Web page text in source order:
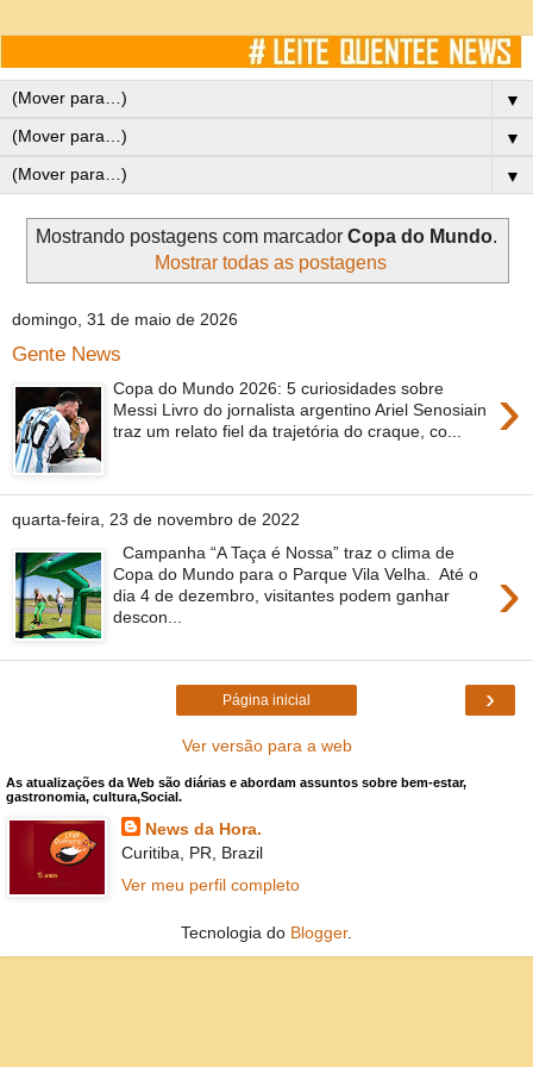
▼
▼
▼
Mostrando postagens com marcador Copa do Mundo.
Mostrar todas as postagens
domingo, 31 de maio de 2026
Gente News
›
Copa do Mundo 2026: 5 curiosidades sobre
Messi Livro do jornalista argentino Ariel Senosiain
traz um relato fiel da trajetória do craque, co...
quarta-feira, 23 de novembro de 2022
›
Campanha “A Taça é Nossa” traz o clima de
Copa do Mundo para o Parque Vila Velha. Até o
dia 4 de dezembro, visitantes podem ganhar
descon...
›
Página inicial
Ver versão para a web
As atualizações da Web são diárias e abordam assuntos sobre bem-estar,
gastronomia, cultura,Social.
News da Hora.
Curitiba, PR, Brazil
Ver meu perfil completo
Tecnologia do Blogger.